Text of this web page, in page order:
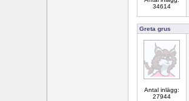
34614
Greta grus
Antal inlägg:
27944